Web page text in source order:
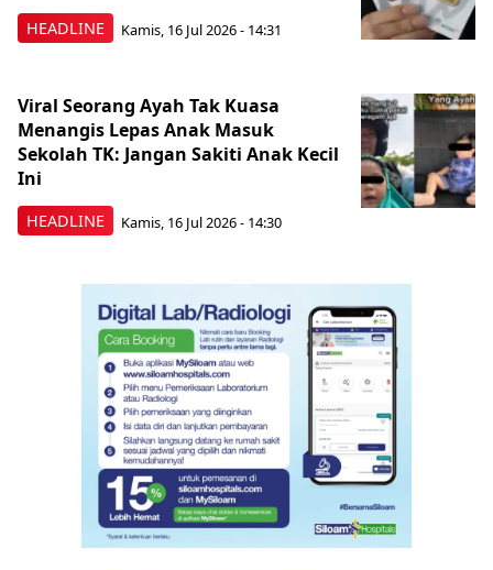
HEADLINE Kamis, 16 Jul 2026 - 14:31
HEADLINE
Viral Seorang Ayah Tak Kuasa
Menangis Lepas Anak Masuk
Sekolah TK: Jangan Sakiti Anak Kecil
Ini
Kamis, 16 Jul 2026 - 14:30